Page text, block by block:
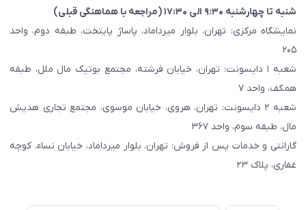
شنبه تا چهارشنبه ۹:۳۰ الی ۱۷:۳۰ (مراجعه با هماهنگی قبلی)
نمایشگاه مرکزی: تهران، بلوار میرداماد، پاساژ پایتخت، طبقه دوم، واحد
۲۰۵
شعبه ۱ دایسونت: تهران، خیابان فرشته، مجتمع بوتیک مال ملل، طبقه
همکف، واحد ۷
شعبه ۲ دایسونت: تهران، هروی، خیابان موسوی، مجتمع تجاری هدیش
مال، طبقه سوم، واحد ۳۶۷
گارانتی و خدمات پس از فروش: تهران، بلوار میرداماد، خیابان نساء، کوچه
غفاری، پلاک ۲۳